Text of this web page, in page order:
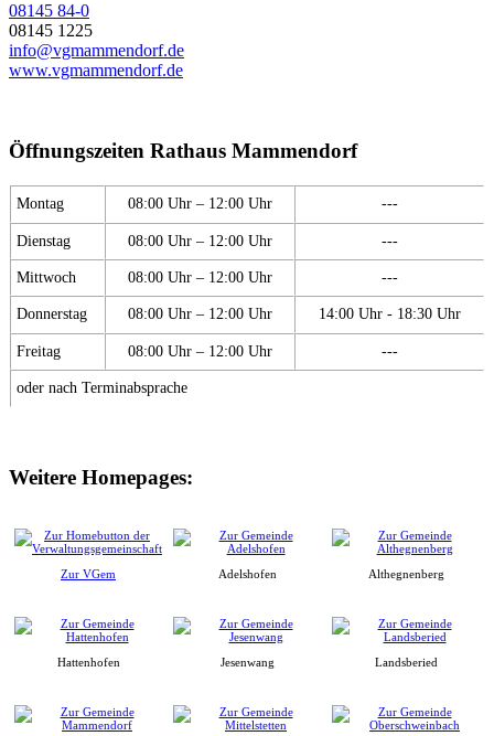
08145 84-0
08145 1225
info@vgmammendorf.de
www.vgmammendorf.de
Öffnungszeiten Rathaus Mammendorf
Montag 08:00 Uhr – 12:00 Uhr ---
Dienstag 08:00 Uhr – 12:00 Uhr ---
Mittwoch 08:00 Uhr – 12:00 Uhr ---
Donnerstag 08:00 Uhr – 12:00 Uhr 14:00 Uhr - 18:30 Uhr
Freitag 08:00 Uhr – 12:00 Uhr ---
oder nach Terminabsprache
Weitere Homepages:
Zur VGem Adelshofen Althegnenberg
Hattenhofen Jesenwang Landsberied